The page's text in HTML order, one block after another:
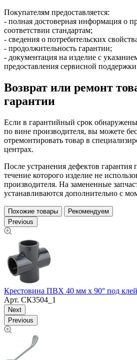
Покупателям предоставляется:
- полная достоверная информация о
соответствии стандартам;
- сведения о потребительских
- продолжительность гарантии;
- документация на изделие с
предоставления сервисной
Возврат или ремонт
гарантии
Если в гарантийный срок
по вине производителя, вы можете
отремонтировать товар в
центрах.
После устранения дефектов гарантия
течение которого изделие не
производителя. На замененные
устанавливаются дополнительно с
Похожие товары
Рекомендуем
Previous
Крестовина ПВХ 40 мм х 90° под клей
Арт. СК3504_1
Next
Previous